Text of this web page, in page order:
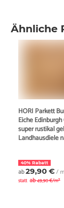
Ähnliche
HORI Parkett
Eiche
super rustikal
Landhausdiele
40% Rabatt
ab29,90 €/
statt ab49,90 €/m²